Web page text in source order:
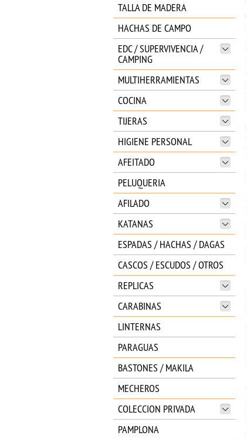
TALLA DE MADERA
HACHAS DE CAMPO
EDC / SUPERVIVENCIA /
CAMPING
MULTIHERRAMIENTAS
COCINA
TIJERAS
HIGIENE PERSONAL
AFEITADO
PELUQUERIA
AFILADO
KATANAS
ESPADAS / HACHAS / DAGAS
CASCOS / ESCUDOS / OTROS
REPLICAS
CARABINAS
LINTERNAS
PARAGUAS
BASTONES / MAKILA
MECHEROS
COLECCION PRIVADA
PAMPLONA